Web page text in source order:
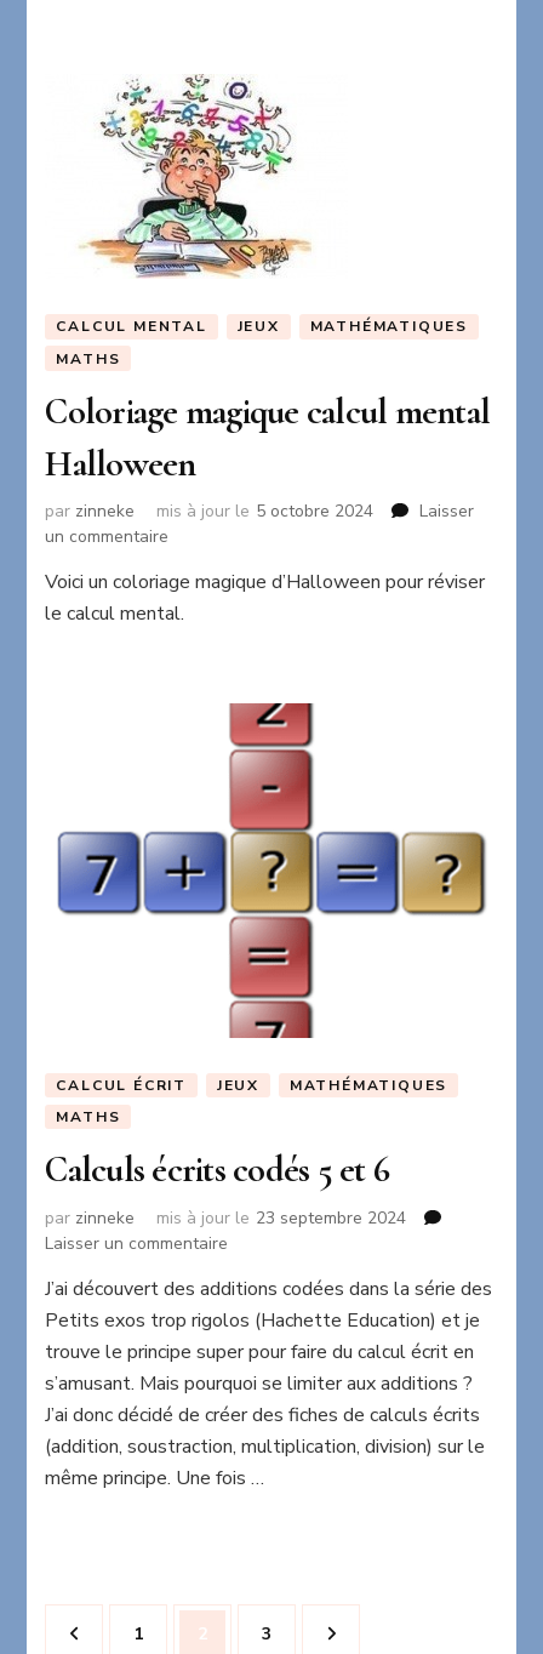
CALCUL MENTAL JEUX
MATHÉMATIQUES
MATHS
Coloriage magique calcul mental
Halloween
par zinneke mis à jour le 5 octobre 2024
Laisser
un commentaire
magique
calcul
Voici un coloriage magique d’Halloween pour réviser
le calcul mental.
CALCUL ÉCRIT JEUX
MATHÉMATIQUES
MATHS
Calculs écrits codés 5 et 6
par zinneke mis à jour le 23 septembre 2024
Laisser un commentaire
écrits
codés
5
6
J’ai découvert des additions codées dans la série des
Petits exos trop rigolos (Hachette Education) et je
trouve le principe super pour faire du calcul écrit en
s’amusant. Mais pourquoi se limiter aux additions ?
J’ai donc décidé de créer des fiches de calculs écrits
(addition, soustraction, multiplication, division) sur le
même principe. Une fois …
Pagination
Page
1 Page
2 Page
3